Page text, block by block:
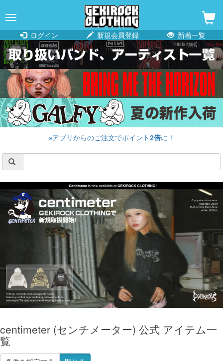
navigation
ログイン
新規会員登録 新着一覧
※アプリからのご注文でポイント2倍に！
centimeter (センチメーター) 公式 アイテム一
覧